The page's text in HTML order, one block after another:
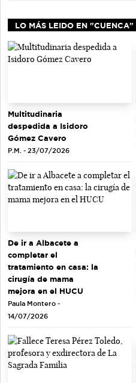
LO MÁS LEIDO EN "CUENCA"
Multitudinaria
despedida a Isidoro
Gómez Cavero
P.M. - 23/07/2026
De ir a Albacete a
completar el
tratamiento en casa: la
cirugía de mama
mejora en el HUCU
Paula Montero -
14/07/2026